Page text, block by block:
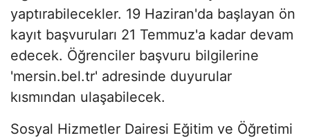
yaptırabilecekler. 19 Haziran'da başlayan ön
kayıt başvuruları 21 Temmuz'a kadar devam
edecek. Öğrenciler başvuru bilgilerine
'mersin.bel.tr' adresinde duyurular
kısmından ulaşabilecek.
Sosyal Hizmetler Dairesi Eğitim ve Öğretimi